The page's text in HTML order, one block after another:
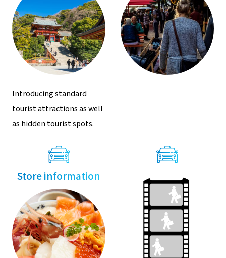
Introducing standard
tourist attractions as well
as hidden tourist spots.
Store information